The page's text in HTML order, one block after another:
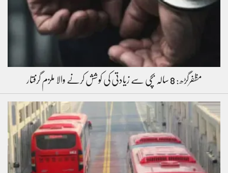
مظفرگڑھ: 8 سالہ بچی سے زیادتی کی کوشش کرنے والا ملزم گرفتار